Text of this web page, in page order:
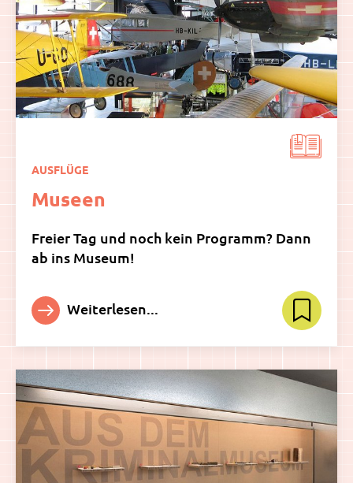
AUSFLÜGE
Museen
Freier Tag und noch kein Programm? Dann
ab ins Museum!
Weiterlesen...